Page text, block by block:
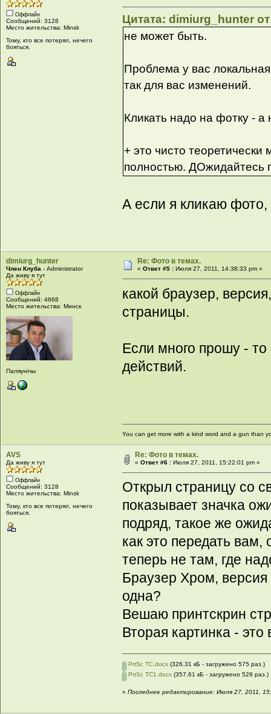
Оффлайн
Сообщений: 3128
Место жительства: Minsk
Тому, кто все потерял, нечего
бояться.
Цитата: dimiurg_hunter
не может быть.
Проблема у вас
так для вас изменений.
Кликать надо на фотку -
+ это чисто теоретически
полностью. ДОжидайтесь
А если я кликаю фото,
dimiurg_hunter
Член Клуба - Administrator
Да живу я тут
Оффлайн
Сообщений: 4668
Место жительства: Минск
Паляунiчы
Re: Фото в темах.
«Ответ #5 : Июля 27, 2011, 14:38:33 pm »
какой браузер,
страницы.
Если много прошу -
действий.
You can get more with a kind word and a gun than
AVS
Да живу я тут
Оффлайн
Сообщений: 3128
Место жительства: Minsk
Тому, кто все потерял, нечего
бояться.
Re: Фото в темах.
«Ответ #6 : Июля 27, 2011, 15:22:01 pm »
Открыл страницу со
показывает значка
подряд, такое же
как это передать вам,
теперь не там, где
Браузер Хром,
одна?
Вешаю принтскрин
Вторая картинка -
PrtSc ТС.docx (326.31 кБ - загружено 575 раз.)
PrtSc ТС1.docx (357.61 кБ - загружено 528 раз.)
«Последнее редактирование: Июля 27, 2011,